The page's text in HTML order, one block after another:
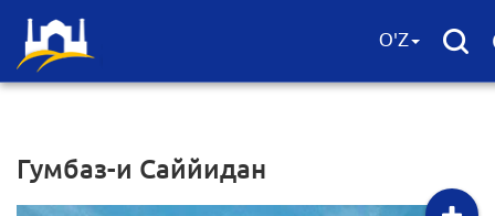
O'Z
Гумбаз-и Саййидан